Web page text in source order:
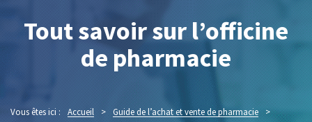
Tout savoir sur l’officine
de pharmacie
Vous êtes ici : Accueil > Guide de l’achat et vente de pharmacie >